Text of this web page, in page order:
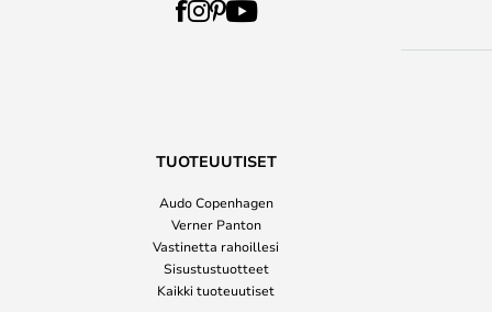
TUOTEUUTISET
Audo Copenhagen
Verner Panton
Vastinetta rahoillesi
Sisustustuotteet
Kaikki tuoteuutiset